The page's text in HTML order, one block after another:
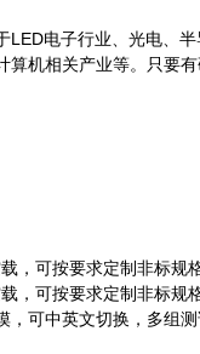
电子行业、光电、半
算机相关产业等。只要
可按要求定制非标规
可按要求定制非标规
可中英文切换，多组测